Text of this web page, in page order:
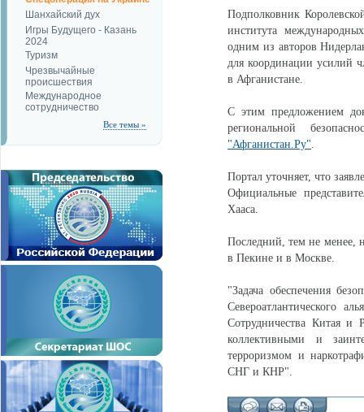
Шанхайский дух
Игры Будущего - Казань
2024
Туризм
Чрезвычайные
происшествия
Международное
сотрудничество
Все темы »
Подполковник
института
одним из авторов
для координации усилий
в Афганистане.
С этим предложением
региональной
"Афганистан.Ру".
Портал уточняет, что
Официальные
Хааса.
Последний, тем не менее,
в Пекине и в Москве.
"Задача обеспечения
Североатлантического
Сотрудничества Китая и
коллективными и
терроризмом и
СНГ и КНР".